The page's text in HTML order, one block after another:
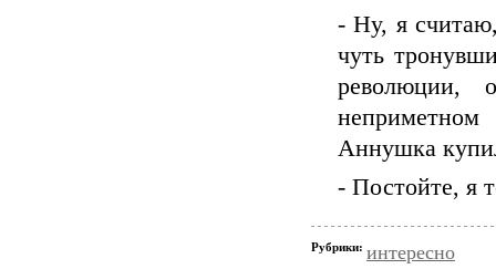
- Ну, я
чуть
революции,
Аннушка
- Постойте, я
Рубрики: интересно